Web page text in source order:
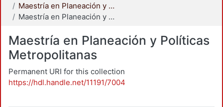
Maestría en Planeación y Políticas Metropolitanas
Maestría en Planeación y Políticas Metropolitanas
Maestría en Planeación y Políticas
Metropolitanas
Permanent URI for this collection
https://hdl.handle.net/11191/7004